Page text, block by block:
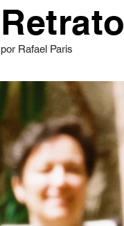
por Rafael Paris